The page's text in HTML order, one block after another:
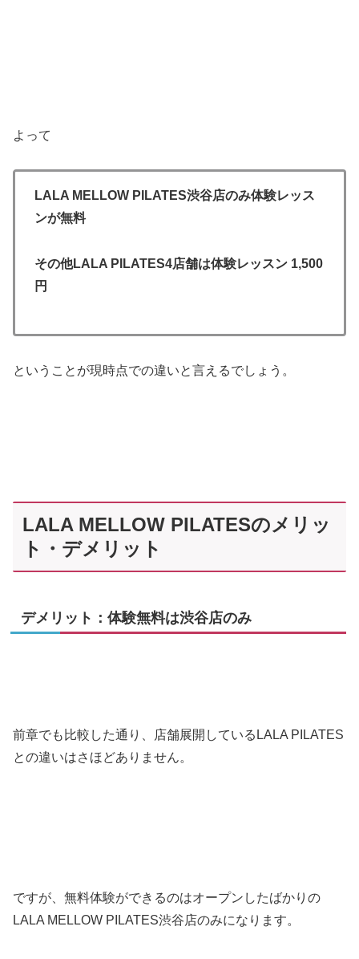
よって
LALA MELLOW PILATES渋谷店のみ体験レッス
ンが無料
その他LALA PILATES4店舗は体験レッスン 1,500
円
ということが現時点での違いと言えるでしょう。
LALA MELLOW PILATESのメリッ
ト・デメリット
デメリット：体験無料は渋谷店のみ
前章でも比較した通り、店舗展開しているLALA PILATES
との違いはさほどありません。
ですが、無料体験ができるのはオープンしたばかりの
LALA MELLOW PILATES渋谷店のみになります。